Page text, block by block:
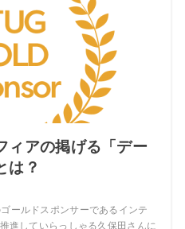
ィアの掲げる「デー
は？
ールドスポンサーであるインテ
進していらっしゃる久保田さんに